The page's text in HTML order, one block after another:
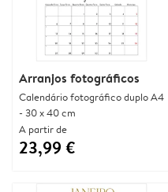
Arranjos fotográficos
Calendário fotográfico duplo A4
- 30 x 40 cm
A partir de
23,99 €